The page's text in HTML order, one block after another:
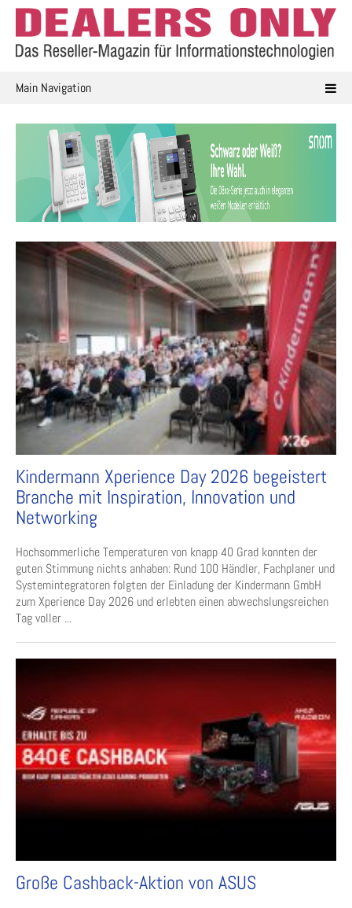
Skip
content
Main Navigation
Kindermann Xperience Day 2026 begeistert
Branche mit Inspiration, Innovation und
Networking
Hochsommerliche Temperaturen von knapp 40 Grad konnten der
guten Stimmung nichts anhaben: Rund 100 Händler, Fachplaner und
Systemintegratoren folgten der Einladung der Kindermann GmbH
zum Xperience Day 2026 und erlebten einen abwechslungsreichen
Tag voller ...
Große Cashback-Aktion von ASUS